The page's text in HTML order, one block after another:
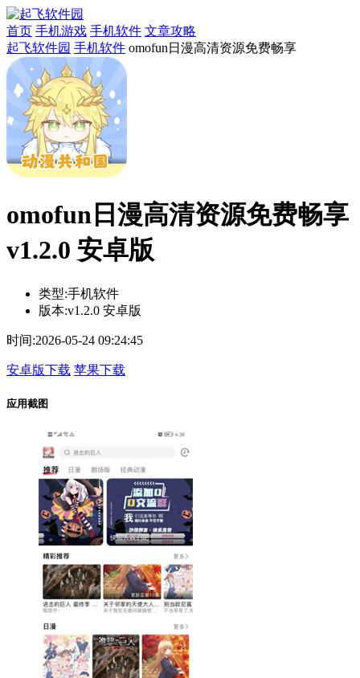
首页 手机游戏 手机软件 文章攻略
起飞软件园 手机软件 omofun日漫高清资源免费畅享
omofun日漫高清资源免费畅享
v1.2.0 安卓版
类型:手机软件
版本:v1.2.0 安卓版
时间:2026-05-24 09:24:45
安卓版下载 苹果下载
应用截图